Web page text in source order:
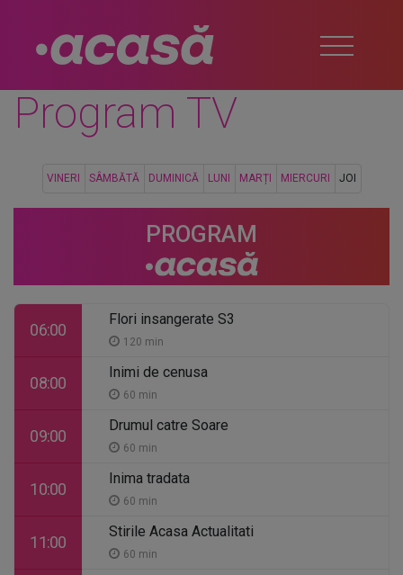
Program TV
VINERI SÂMBĂTĂ DUMINICĂ LUNI MARȚI MIERCURI JOI
PROGRAM
06:00
Flori insangerate S3
120 min
08:00
Inimi de cenusa
60 min
09:00
Drumul catre Soare
60 min
10:00
Inima tradata
60 min
11:00
Stirile Acasa Actualitati
60 min